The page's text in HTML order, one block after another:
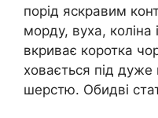
порід яскравим
морду, вуха, коліна
вкриває коротка
ховається під дуже
шерстю. Обидві